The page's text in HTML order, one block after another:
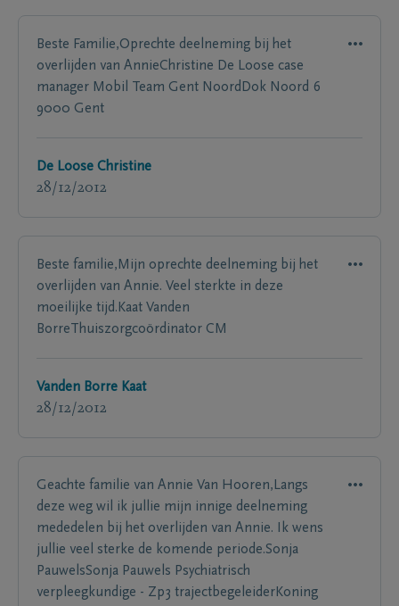
Beste Familie,Oprechte deelneming bij het
overlijden van AnnieChristine De Loose case
manager Mobil Team Gent NoordDok Noord 6
9000 Gent
De Loose Christine
28/12/2012
Beste familie,Mijn oprechte deelneming bij het
overlijden van Annie. Veel sterkte in deze
moeilijke tijd.Kaat Vanden
BorreThuiszorgcoördinator CM
Vanden Borre Kaat
28/12/2012
Geachte familie van Annie Van Hooren,Langs
deze weg wil ik jullie mijn innige deelneming
mededelen bij het overlijden van Annie. Ik wens
jullie veel sterke de komende periode.Sonja
PauwelsSonja Pauwels Psychiatrisch
verpleegkundige - Zp3 trajectbegeleiderKoning